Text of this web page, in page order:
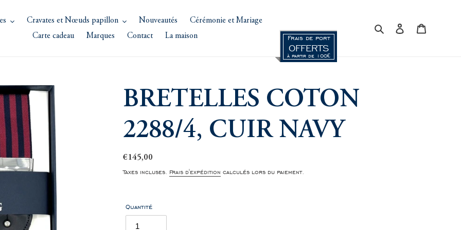
Cravates et Nœuds papillon Nouveautés
Cérémonie et Mariage
Carte cadeau
Marques Contact La maison Frais de port
OFFERTS
à partir de 100€
RechercherSe connecter
BRETELLES COTON
2288/4, CUIR NAVY
Prix
normal
€145,00
Taxes incluses. Frais d'expédition calculés lors du paiement.
Quantité